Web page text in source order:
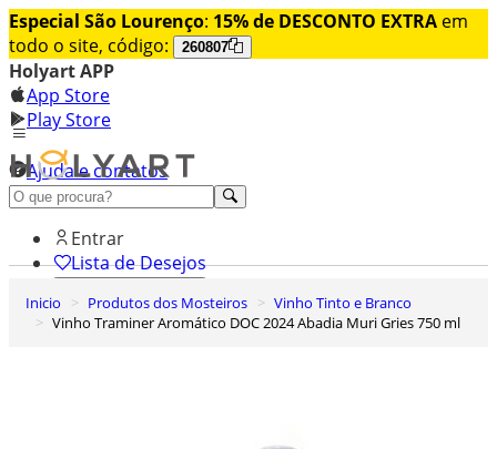
Especial São Lourenço: 15% de DESCONTO EXTRA em
todo o site, código:
260807
Holyart APP
App Store
Play Store
Ajuda e contatos
Conheça premium
Entrar
Lista de Desejos
0
Carrinho de Compras
Inicio Produtos dos Mosteiros
Vinho Tinto e Branco
Vinho Traminer Aromático DOC 2024 Abadia Muri Gries 750 ml